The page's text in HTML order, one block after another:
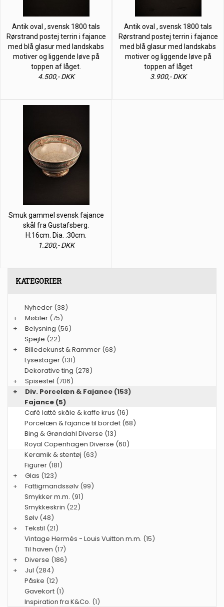
Antik oval , svensk 1800 tals
Rørstrand postej terrin i fajance
med blå glasur med landskabs
motiver og liggende løve på
toppen af låget.
4.500,- DKK
Antik oval , svensk 1800 tals
Rørstrand postej terrin i fajance
med blå glasur med landskabs
motiver og liggende løve på
toppen af låget
3.900,- DKK
Smuk gammel svensk fajance
skål fra Gustafsberg.
H:16cm. Dia. :30cm.
1.200,- DKK
KATEGORIER
Nyheder (38)
+
Møbler (75)
+
Belysning (56)
Spejle (22)
+
Billedekunst & Rammer (68)
Lysestager (131)
Dekorative ting (278)
+
Spisestel (706)
+
Div. Porcelæn & Fajance (153)
Fajance (5)
Café latté skåle & kaffe krus (16)
Porcelæn & fajance til bordet (68)
Bing & Grøndahl Diverse (13)
Royal Copenhagen Diverse (60)
Keramik & stentøj (63)
Figurer (181)
+
Glas (123)
+
Fattigmandssølv (99)
Smykker m.m. (91)
Smykkeskrin (22)
Sølv (48)
+
Tekstil (21)
Vintage Hermés - Louis Vuitton m.m. (15)
Til haven (17)
+
Diverse (186)
+
Jul (284)
Påske (12)
Gavekort (1)
Inspiration fra K&Co. (1)